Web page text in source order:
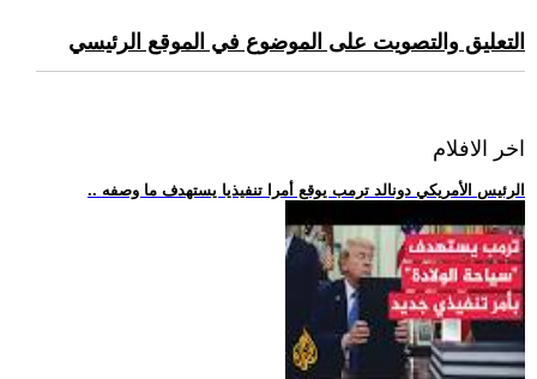
التعليق والتصويت على الموضوع في الموقع الرئيسي
اخر الافلام
.. الرئيس الأمريكي دونالد ترمب يوقع أمرا تنفيذيا يستهدف ما وصفه